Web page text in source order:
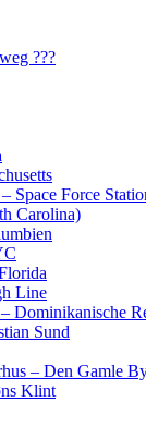
???
Space Force
Carolina)
Line
Dominikanische
Sund
– Den Gamle
Klint